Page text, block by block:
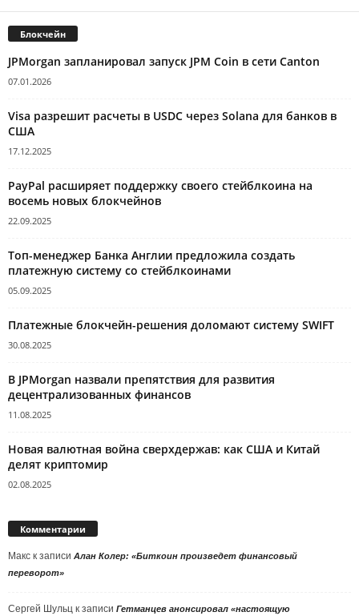
Блокчейн
JPMorgan запланировал запуск JPM Coin в сети Canton
07.01.2026
Visa разрешит расчеты в USDC через Solana для банков в
США
17.12.2025
PayPal расширяет поддержку своего стейблкоина на
восемь новых блокчейнов
22.09.2025
Топ-менеджер Банка Англии предложила создать
платежную систему со стейблкоинами
05.09.2025
Платежные блокчейн-решения доломают систему SWIFT
30.08.2025
В JPMorgan назвали препятствия для развития
децентрализованных финансов
11.08.2025
Новая валютная война сверхдержав: как США и Китай
делят криптомир
02.08.2025
Комментарии
Макс к записи Алан Колер: «Биткоин произведет финансовый
переворот»
Сергей Шульц к записи Гетманцев анонсировал «настоящую